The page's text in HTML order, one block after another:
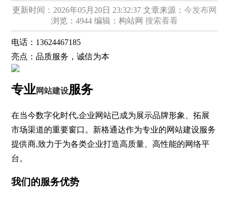
更新时间：2026年05月20日 23:32:37 文章来源： 今发布网
浏览：4944 编辑：构站网 搜索看看
电话： 13624467185
亮点：品质服务，诚信为本
专业网站建设服务
在当今数字化时代,企业网站已成为展示品牌形象、拓展
市场渠道的重要窗口。新格通达作为专业的网站建设服务
提供商,致力于为各类企业打造高质量、高性能的网络平
台。
我们的服务优势